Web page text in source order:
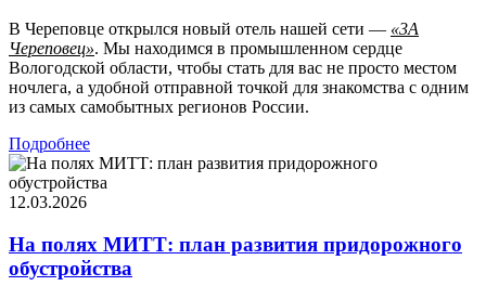
В Череповце открылся новый отель нашей сети — «3А
Череповец». Мы находимся в промышленном сердце
Вологодской области, чтобы стать для вас не просто местом
ночлега, а удобной отправной точкой для знакомства с одним
из самых самобытных регионов России.
Подробнее
12.03.2026
На полях МИТТ: план развития придорожного
обустройства